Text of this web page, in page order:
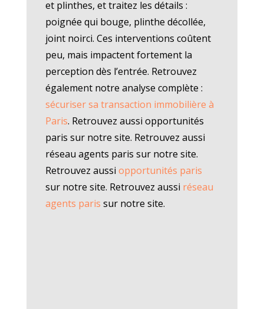
et plinthes, et traitez les détails :
poignée qui bouge, plinthe décollée,
joint noirci. Ces interventions coûtent
peu, mais impactent fortement la
perception dès l’entrée. Retrouvez
également notre analyse complète :
sécuriser sa transaction immobilière à
Paris. Retrouvez aussi opportunités
paris sur notre site. Retrouvez aussi
réseau agents paris sur notre site.
Retrouvez aussi opportunités paris
sur notre site. Retrouvez aussi réseau
agents paris sur notre site.